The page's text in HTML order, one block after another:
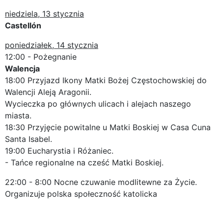
niedziela, 13 stycznia
Castellón
poniedziałek, 14 stycznia
12:00 - Pożegnanie
Walencja
18:00 Przyjazd Ikony Matki Bożej Częstochowskiej do
Walencji Aleją Aragonii.
Wycieczka po głównych ulicach i alejach naszego
miasta.
18:30 Przyjęcie powitalne u Matki Boskiej w Casa Cuna
Santa Isabel.
19:00 Eucharystia i Różaniec.
- Tańce regionalne na cześć Matki Boskiej.
22:00 - 8:00 Nocne czuwanie modlitewne za Życie.
Organizuje polska społeczność katolicka